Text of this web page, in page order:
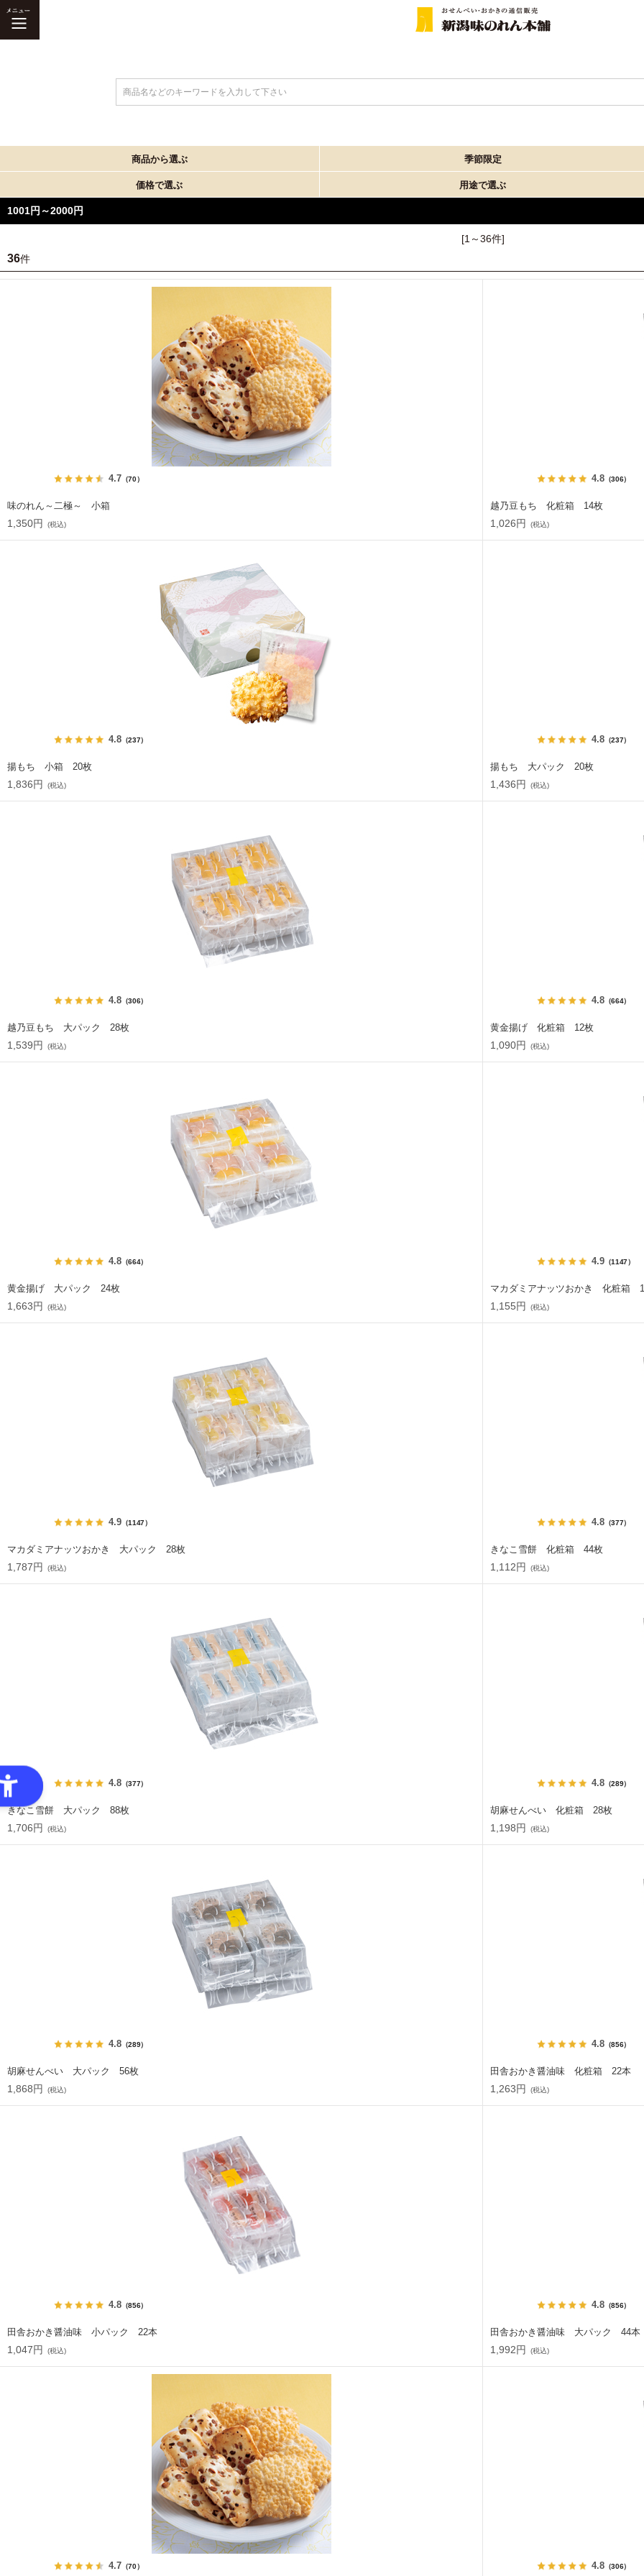
商品名などのキーワードを入力して下さい
商品から選ぶ 季節限定
価格で選ぶ 用途で選ぶ
1001円～2000円
[1～36件]
36件
4.7（70）
味のれん～二極～ 小箱
1,350円 (税込)
4.8（306）
越乃豆もち 化粧箱 14枚
1,026円 (税込)
4.8（237）
揚もち 小箱 20枚
1,836円 (税込)
4.8（237）
揚もち 大パック 20枚
1,436円 (税込)
4.8（306）
越乃豆もち 大パック 28枚
1,539円 (税込)
4.8（664）
黄金揚げ 化粧箱 12枚
1,090円 (税込)
4.8（664）
黄金揚げ 大パック 24枚
1,663円 (税込)
4.9（1147）
マカダミアナッツおかき 化粧箱
1,155円 (税込)
4.9（1147）
マカダミアナッツおかき 大パック 28枚
1,787円 (税込)
4.8（377）
きなこ雪餅 化粧箱 44枚
1,112円 (税込)
4.8（377）
きなこ雪餅 大パック 88枚
1,706円 (税込)
4.8（289）
胡麻せんべい 化粧箱 28枚
1,198円 (税込)
4.8（289）
胡麻せんべい 大パック 56枚
1,868円 (税込)
4.8（856）
田舎おかき醤油味 化粧箱 22本
1,263円 (税込)
4.8（856）
田舎おかき醤油味 小パック 22本
1,047円 (税込)
4.8（856）
田舎おかき醤油味 大パック 44本
1,992円 (税込)
4.7（70） 4.8（306）